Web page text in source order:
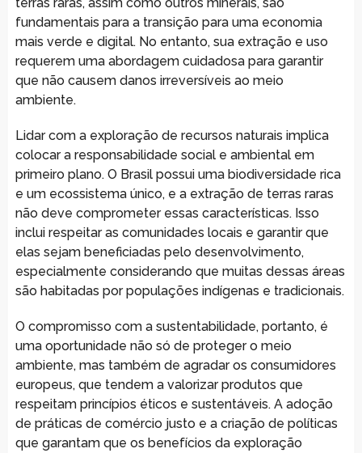
fundamentais para a transição para uma economia
mais verde e digital. No entanto, sua extração e uso
requerem uma abordagem cuidadosa para garantir
que não causem danos irreversíveis ao meio
ambiente.
Lidar com a exploração de recursos naturais implica
colocar a responsabilidade social e ambiental em
primeiro plano. O Brasil possui uma biodiversidade rica
e um ecossistema único, e a extração de terras raras
não deve comprometer essas características. Isso
inclui respeitar as comunidades locais e garantir que
elas sejam beneficiadas pelo desenvolvimento,
especialmente considerando que muitas dessas áreas
são habitadas por populações indígenas e tradicionais.
O compromisso com a sustentabilidade, portanto, é
uma oportunidade não só de proteger o meio
ambiente, mas também de agradar os consumidores
europeus, que tendem a valorizar produtos que
respeitam princípios éticos e sustentáveis. A adoção
de práticas de comércio justo e a criação de políticas
que garantam que os benefícios da exploração